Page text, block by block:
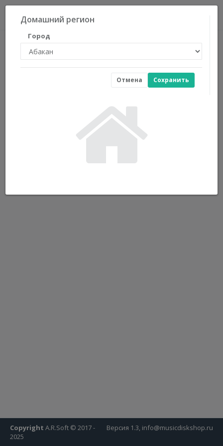
Домашний регион
Город
Сохранить
Отмена
Версия 1.3, info@musicdiskshop.ru
Copyright A.R.Soft © 2017 -
2025